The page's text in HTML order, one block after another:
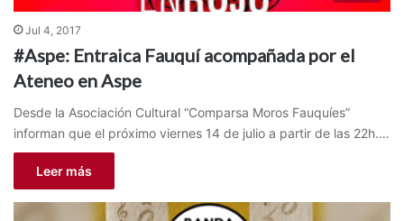
Jul 4, 2017
#Aspe: Entraica Fauquí acompañada por el
Ateneo en Aspe
Desde la Asociación Cultural “Comparsa Moros Fauquíes”
informan que el próximo viernes 14 de julio a partir de las 22h.…
Leer más